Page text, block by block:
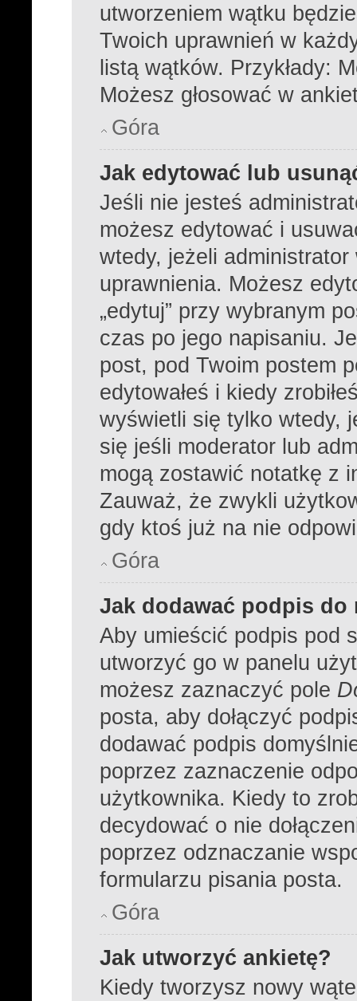
utworzeniem wątku
Twoich uprawnień w
listą wątków. Przykłady:
Możesz głosować w
Góra
Jak edytować lub
Jeśli nie jesteś
możesz edytować i
wtedy, jeżeli administrator
uprawnienia. Możesz
„edytuj” przy wybranym
czas po jego napisaniu.
post, pod Twoim postem
edytowałeś i kiedy
wyświetli się tylko wtedy,
się jeśli moderator lub
mogą zostawić notatkę z
Zauważ, że zwykli
gdy ktoś już na nie
Góra
Jak dodawać podpis
Aby umieścić podpis pod
utworzyć go w panelu
możesz zaznaczyć pole
posta, aby dołączyć
dodawać podpis
poprzez zaznaczenie
użytkownika. Kiedy to
decydować o nie
poprzez odznaczanie
formularzu pisania posta.
Góra
Jak utworzyć ankietę?
Kiedy tworzysz nowy